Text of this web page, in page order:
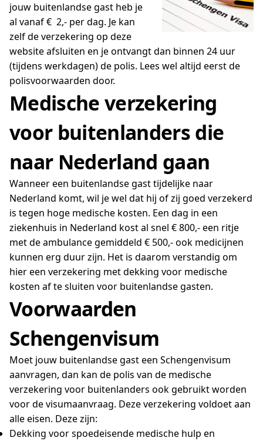
jouw buitenlandse gast heb je
al vanaf € 2,- per dag. Je kan
zelf de verzekering op deze
website afsluiten en je ontvangt dan binnen 24 uur
(tijdens werkdagen) de polis. Lees wel altijd eerst de
polisvoorwaarden door.
Medische verzekering
voor buitenlanders die
naar Nederland gaan
Wanneer een buitenlandse gast tijdelijke naar
Nederland komt, wil je wel dat hij of zij goed verzekerd
is tegen hoge medische kosten. Een dag in een
ziekenhuis in Nederland kost al snel € 800,- een ritje
met de ambulance gemiddeld € 500,- ook medicijnen
kunnen erg duur zijn. Het is daarom verstandig om
hier een verzekering met dekking voor medische
kosten af te sluiten voor buitenlandse gasten.
Voorwaarden
Schengenvisum
Moet jouw buitenlandse gast een Schengenvisum
aanvragen, dan kan de polis van de medische
verzekering voor buitenlanders ook gebruikt worden
voor de visumaanvraag. Deze verzekering voldoet aan
alle eisen. Deze zijn:
Dekking voor spoedeisende medische hulp en